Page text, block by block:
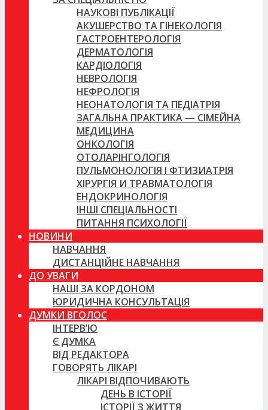
НАУКОВІ ПУБЛІКАЦІЇ
АКУШЕРСТВО ТА ГІНЕКОЛОГІЯ
ГАСТРОЕНТЕРОЛОГІЯ
ДЕРМАТОЛОГІЯ
КАРДІОЛОГІЯ
НЕВРОЛОГІЯ
НЕФРОЛОГІЯ
НЕОНАТОЛОГІЯ ТА ПЕДІАТРІЯ
ЗАГАЛЬНА ПРАКТИКА — СІМЕЙНА
МЕДИЦИНА
ОНКОЛОГІЯ
ОТОЛАРІНГОЛОГІЯ
ПУЛЬМОНОЛОГІЯ І ФТИЗИАТРІЯ
ХІРУРГІЯ И ТРАВМАТОЛОГІЯ
ЕНДОКРИНОЛОГІЯ
ІНШІ СПЕЦІАЛЬНОСТІ
ПИТАННЯ ПСИХОЛОГІЇ
НОВИНИ
НАВЧАННЯ
ДИСТАНЦІЙНЕ НАВЧАННЯ
ДО УВАГИ
НАШІ ЗА КОРДОНОМ
ЮРИДИЧНА КОНСУЛЬТАЦІЯ
ДУМКИ ВГОЛОС
ІНТЕРВ’Ю
Є ДУМКА
ВІД РЕДАКТОРА
ГОВОРЯТЬ ЛІКАРІ
ЛІКАРІ ВІДПОЧИВАЮТЬ
ДЕНЬ В ІСТОРІЇ
ІСТОРІЇ З ЖИТТЯ